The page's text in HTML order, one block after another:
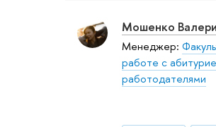
Мошенко
Менеджер:
работе с
работодателями